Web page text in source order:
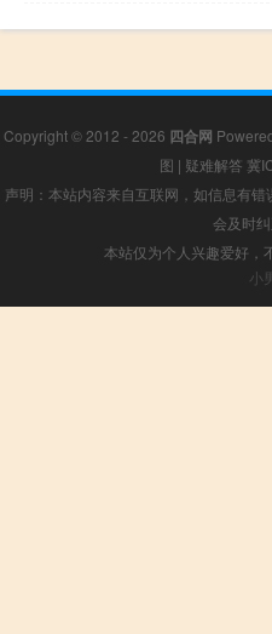
Copyright © 2012 - 2026 四合网
图 | 疑难解答 冀
声明：本站内容来自互联网，如信息有
会及时
本站仅为个人兴趣爱好，
小